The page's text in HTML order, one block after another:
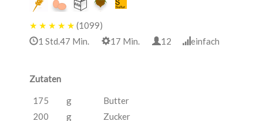
★ ★ ★ ★ ★ (1099)
1 Std.47 Min.
17 Min. 12 einfach
Zutaten
175 g
Butter
200
g Zucker